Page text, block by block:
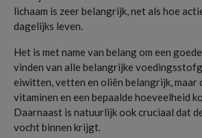
lichaam is zeer belangrijk, net als hoe
dagelijks leven.
Het is met name van belang om een
vinden van alle belangrijke
eiwitten, vetten en oliën belangrijk, maar
vitaminen en een bepaalde hoeveelheid
Daarnaast is natuurlijk ook cruciaal dat
vocht binnen krijgt.